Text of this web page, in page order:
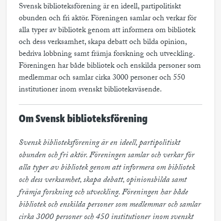
Svensk biblioteksförening är en ideell, partipolitiskt
obunden och fri aktör. Föreningen samlar och verkar för
alla typer av bibliotek genom att informera om bibliotek
och dess verksamhet, skapa debatt och bilda opinion,
bedriva lobbning samt främja forskning och utveckling.
Föreningen har både bibliotek och enskilda personer som
medlemmar och samlar cirka 3000 personer och 550
institutioner inom svenskt biblioteksväsende.
Om Svensk biblioteksförening
Svensk biblioteksförening är en ideell, partipolitiskt
obunden och fri aktör. Föreningen samlar och verkar för
alla typer av bibliotek genom att informera om bibliotek
och dess verksamhet, skapa debatt, opinionsbilda samt
främja forskning och utveckling. Föreningen har både
bibliotek och enskilda personer som medlemmar och samlar
cirka 3000 personer och 450 institutioner inom svenskt